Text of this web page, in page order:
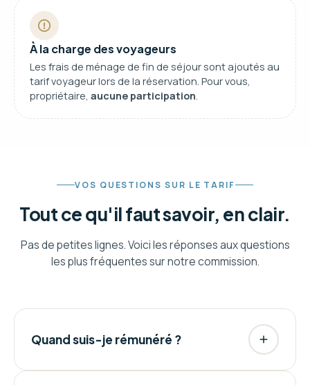
À la charge des voyageurs
Les frais de ménage de fin de séjour sont ajoutés au
tarif voyageur lors de la réservation. Pour vous,
propriétaire, aucune participation.
VOS QUESTIONS SUR LE TARIF
Tout ce qu'il faut savoir, en clair.
Pas de petites lignes. Voici les réponses aux questions
les plus fréquentes sur notre commission.
Quand suis-je rémunéré ?